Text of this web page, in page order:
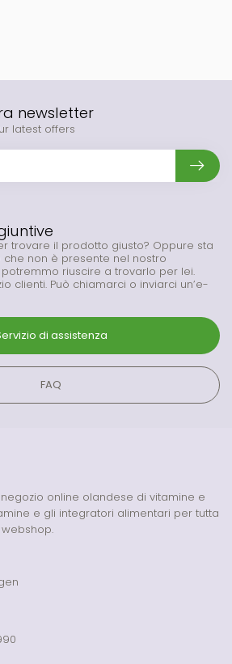
trovare il prodotto giusto? Oppure sta
non è presente nel nostro
potremmo riuscire a trovarlo per lei.
clienti. Può chiamarci o inviarci un’e-
di assistenza
FAQ
newsletter
latest offers
online olandese di vitamine e
e gli integratori alimentari per tutta